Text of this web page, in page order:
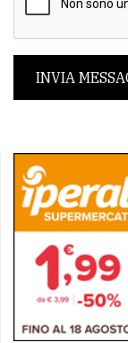
INVIA